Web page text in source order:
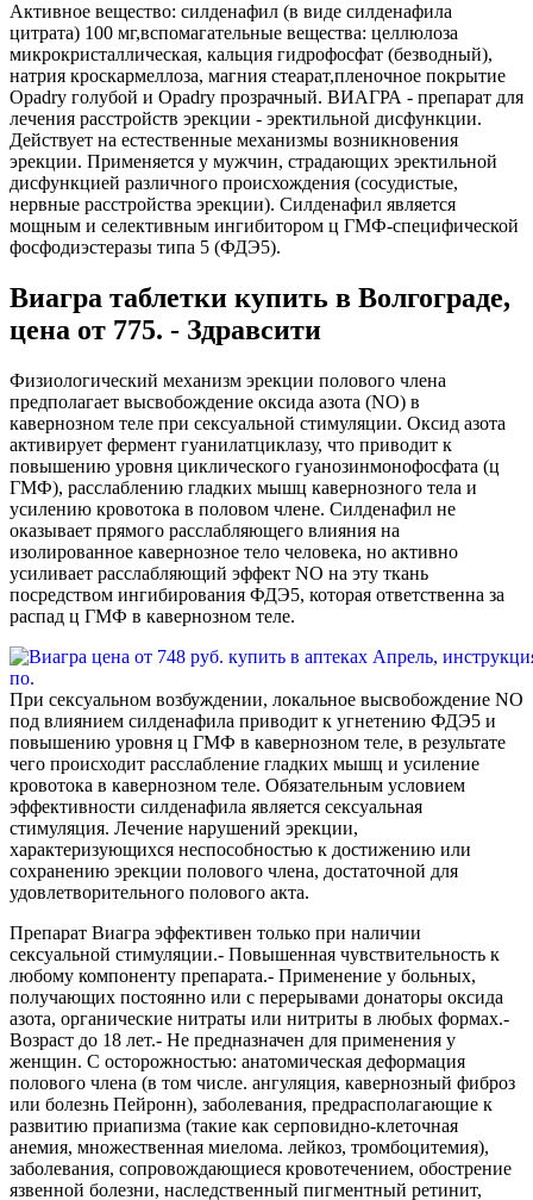
Активное вещество: силденафил (в виде силденафила
цитрата) 100 мг,вспомагательные вещества: целлюлоза
микрокристаллическая, кальция гидрофосфат (безводный),
натрия кроскармеллоза, магния стеарат,пленочное покрытие
Opadry голубой и Opadry прозрачный. ВИАГРА - препарат для
лечения расстройств эрекции - эректильной дисфункции.
Действует на естественные механизмы возникновения
эрекции. Применяется у мужчин, страдающих эректильной
дисфункцией различного происхождения (сосудистые,
нервные расстройства эрекции). Силденафил является
мощным и селективным ингибитором ц ГМФ-специфической
фосфодиэстеразы типа 5 (ФДЭ5).
Виагра таблетки купить в Волгограде,
цена от 775. - Здравсити
Физиологический механизм эрекции полового члена
предполагает высвобождение оксида азота (NO) в
кавернозном теле при сексуальной стимуляции. Оксид азота
активирует фермент гуанилатциклазу, что приводит к
повышению уровня циклического гуанозинмонофосфата (ц
ГМФ), расслаблению гладких мышц кавернозного тела и
усилению кровотока в половом члене. Силденафил не
оказывает прямого расслабляющего влияния на
изолированное кавернозное тело человека, но активно
усиливает расслабляющий эффект NO на эту ткань
посредством ингибирования ФДЭ5, которая ответственна за
распад ц ГМФ в кавернозном теле.
При сексуальном возбуждении, локальное высвобождение NO
под влиянием силденафила приводит к угнетению ФДЭ5 и
повышению уровня ц ГМФ в кавернозном теле, в результате
чего происходит расслабление гладких мышц и усиление
кровотока в кавернозном теле. Обязательным условием
эффективности силденафила является сексуальная
стимуляция. Лечение нарушений эрекции,
характеризующихся неспособностью к достижению или
сохранению эрекции полового члена, достаточной для
удовлетворительного полового акта.
Препарат Виагра эффективен только при наличии
сексуальной стимуляции.- Повышенная чувствительность к
любому компоненту препарата.- Применение у больных,
получающих постоянно или с перерывами донаторы оксида
азота, органические нитраты или нитриты в любых формах.-
Возраст до 18 лет.- Не предназначен для применения у
женщин. С осторожностью: анатомическая деформация
полового члена (в том числе. ангуляция, кавернозный фиброз
или болезнь Пейронн), заболевания, предрасполагающие к
развитию приапизма (такие как серповидно-клеточная
анемия, множественная миелома. лейкоз, тромбоцитемия),
заболевания, сопровождающиеся кровотечением, обострение
язвенной болезни, наследственный пигментный ретинит,